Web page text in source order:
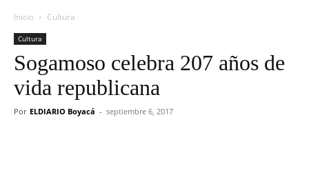
Inicio Cultura
Cultura
Sogamoso celebra 207 años de
vida republicana
Por ELDIARIO Boyacá - septiembre 6, 2017